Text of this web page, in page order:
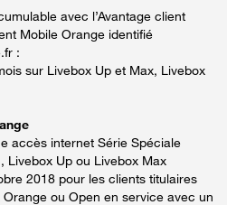
avec l’Avantage client
Mobile Orange identifié
:
sur Livebox Up et Max, Livebox
accès internet Série Spéciale
Livebox Up ou Livebox Max
2018 pour les clients titulaires
ou Open en service avec un